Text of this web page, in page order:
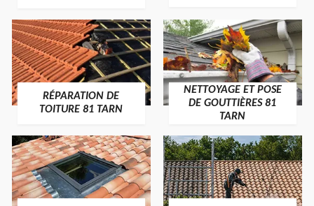
RÉPARATION DE
TOITURE 81 TARN
NETTOYAGE ET POSE
DE GOUTTIÈRES 81
TARN